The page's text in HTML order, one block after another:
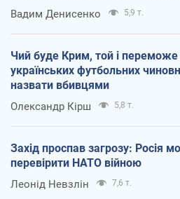
Вадим Денисенко 5,9 т.
Чий буде Крим, той і переможе
українських футбольних
назвати вбивцями
Олександр Кірш 5,8 т.
Захід проспав загрозу: Росія
перевірити НАТО війною
Леонід Невзлін 7,6 т.